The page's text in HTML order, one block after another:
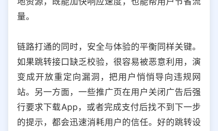
量。
链路打通的同时，安全与体验的平衡同样关键。
如果跳转接口缺乏校验，很容易被恶意利用，演
变成开放重定向漏洞，把用户悄悄导向违规网
站。另一方面，一些推广页在用户关闭广告后强
行要求下载App，或者完成支付后找不到下一步
的提示，都会迅速消耗用户的信任。好的跳转设